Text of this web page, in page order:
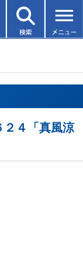
４「真風涼